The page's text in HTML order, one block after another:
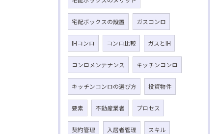
宅配ボックスの設置 ガスコンロ
IHコンロ コンロ比較 ガスとIH
コンロメンテナンス キッチンコンロ
キッチンコンロの選び方 投資物件
要素 不動産業者 プロセス
契約管理 入居者管理 スキル